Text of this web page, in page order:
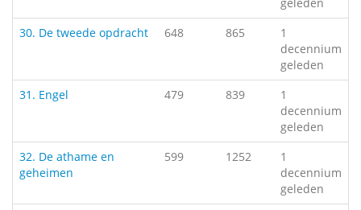
30. De tweede opdracht
648 865
1
decennium
geleden
31. Engel
479 839
1
decennium
geleden
32. De athame en
geheimen
599 1252
1
decennium
geleden